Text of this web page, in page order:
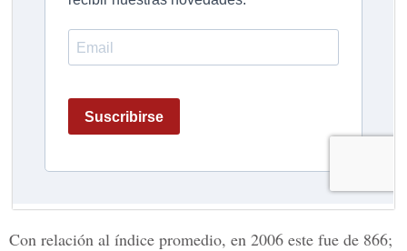
Con relación al índice promedio, en 2006 este fue de 866;